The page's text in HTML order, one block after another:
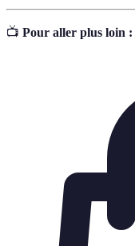
📺 Pour aller plus loin :